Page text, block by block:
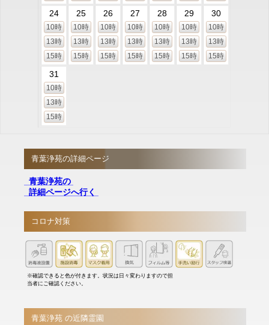
24
10時
13時
15時
25
10時
13時
15時
26
10時
13時
15時
27
10時
13時
15時
28
10時
13時
15時
29
10時
13時
15時
30
10時
13時
15時
31
10時
13時
15時
青葉浄苑の詳細ページ
青葉浄苑の
詳細ページへ行く
コロナ対策
※確認できると色が付きます。状況は日々変わりますので担
当者にご確認ください。
青葉浄苑 の近隣霊園